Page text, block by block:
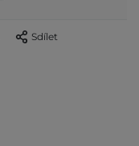
Sdílet